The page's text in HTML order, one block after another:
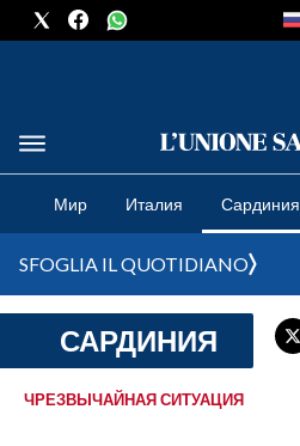
CRONACA SARDEGNA
CAGLIARI
SULCIS IGLESIENTE
MEDIO CAMPIDANO
ORISTANO E PROVINCIA
SASSARI E PROVINCIA
Мир Италия Сардиния
SFOGLIA IL QUOTIDIANO
САРДИНИЯ
ЧРЕЗВЫЧАЙНАЯ СИТУАЦИЯ